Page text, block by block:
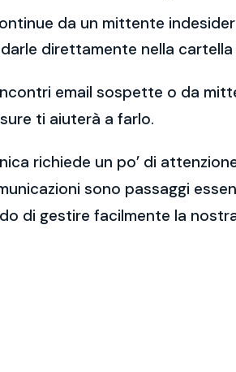
da un mittente
direttamente nella cartella
email sospette o da
ti aiuterà a farlo.
richiede un po’ di
sono passaggi
di gestire facilmente la